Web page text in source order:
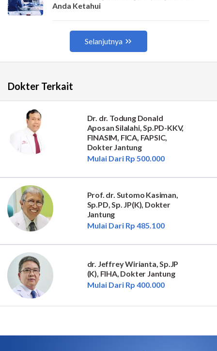
Dokter Terkait